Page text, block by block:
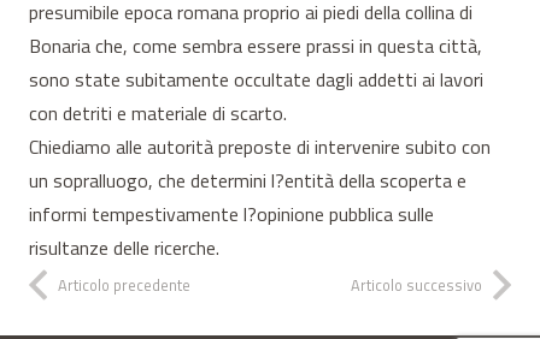
presumibile epoca romana proprio ai piedi della collina di
Bonaria che, come sembra essere prassi in questa città,
sono state subitamente occultate dagli addetti ai lavori
con detriti e materiale di scarto.
Chiediamo alle autorità preposte di intervenire subito con
un sopralluogo, che determini l?entità della scoperta e
informi tempestivamente l?opinione pubblica sulle
risultanze delle ricerche.
Articolo precedente Articolo successivo